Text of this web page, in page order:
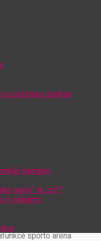
pažinties ženklai
šiandien
news“ ar „zn“?
ir vaikams
sporto arena